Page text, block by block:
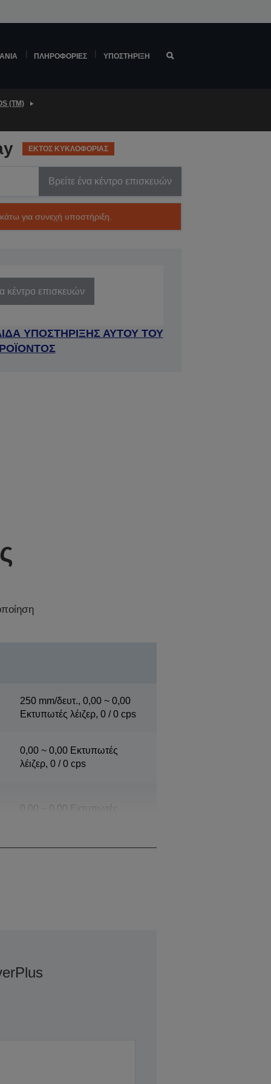
ΠΛΗΡΟΦΟΡΊΕΣ ΥΠΟΣΤΉΡΙΞΗ
(TM)
ΕΚΤΟΣ ΚΥΚΛΟΦΟΡΙΑΣ
Βρείτε ένα κέντρο επισκευών
για συνεχή υποστήριξη.
κέντρο επισκευών
ΥΠΟΣΤΗΡΙΞΗΣ ΑΥΤΟΥ ΤΟΥ
250 mm/δευτ., 0,00 ~ 0,00
Εκτυπωτές λέιζερ, 0 / 0 cps
0,00 ~ 0,00 Εκτυπωτές
λέιζερ, 0 / 0 cps
0,00 ~ 0,00 Εκτυπωτές